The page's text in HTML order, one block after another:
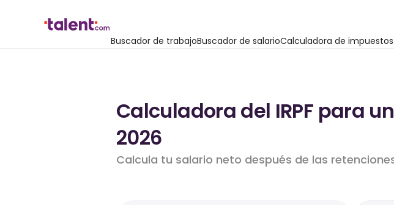
Buscador de trabajoBuscador de salarioCalculadora de impuestos
Calculadora del IRPF para
2026
Calcula tu salario neto después de las